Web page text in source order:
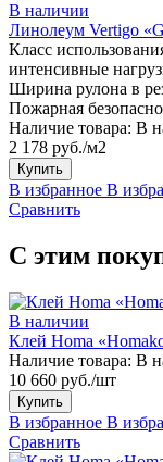
В наличии
Линолеум Vertigo
Класс
интенсивные
Ширина рулона в
Пожарная
Наличие товара: В
2 178 руб./м2
Купить
В избранное В
Сравнить
С этим
В наличии
Клей Homa
Наличие товара: В
10 660 руб./шт
Купить
В избранное В
Сравнить